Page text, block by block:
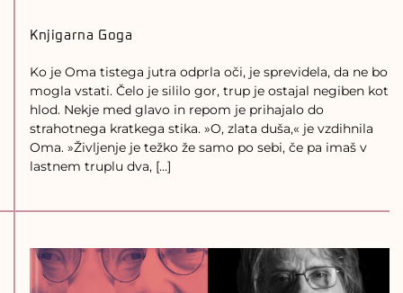
Knjigarna Goga
Ko je Oma tistega jutra odprla oči, je sprevidela, da ne bo
mogla vstati. Čelo je sililo gor, trup je ostajal negiben kot
hlod. Nekje med glavo in repom je prihajalo do
strahotnega kratkega stika. »O, zlata duša,« je vzdihnila
Oma. »Življenje je težko že samo po sebi, če pa imaš v
lastnem truplu dva, […]